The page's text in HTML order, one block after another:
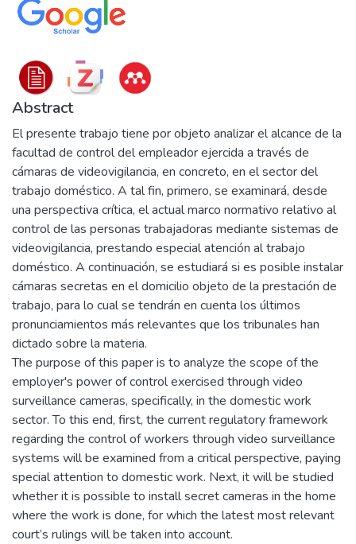
Abstract
El presente trabajo tiene por objeto analizar el alcance de la
facultad de control del empleador ejercida a través de
cámaras de videovigilancia, en concreto, en el sector del
trabajo doméstico. A tal fin, primero, se examinará, desde
una perspectiva crítica, el actual marco normativo relativo al
control de las personas trabajadoras mediante sistemas de
videovigilancia, prestando especial atención al trabajo
doméstico. A continuación, se estudiará si es posible instalar
cámaras secretas en el domicilio objeto de la prestación de
trabajo, para lo cual se tendrán en cuenta los últimos
pronunciamientos más relevantes que los tribunales han
dictado sobre la materia.
The purpose of this paper is to analyze the scope of the
employer's power of control exercised through video
surveillance cameras, specifically, in the domestic work
sector. To this end, first, the current regulatory framework
regarding the control of workers through video surveillance
systems will be examined from a critical perspective, paying
special attention to domestic work. Next, it will be studied
whether it is possible to install secret cameras in the home
where the work is done, for which the latest most relevant
court’s rulings will be taken into account.